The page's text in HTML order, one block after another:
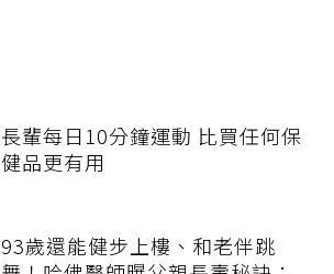
長輩每日10分鐘運動 比買任何保
健品更有用
93歲還能健步上樓、和老伴跳